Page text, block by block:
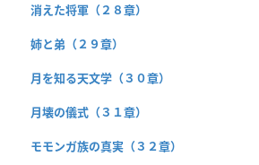
消えた将軍（２８章）
姉と弟（２９章）
月を知る天文学（３０章）
月壊の儀式（３１章）
モモンガ族の真実（３２章）